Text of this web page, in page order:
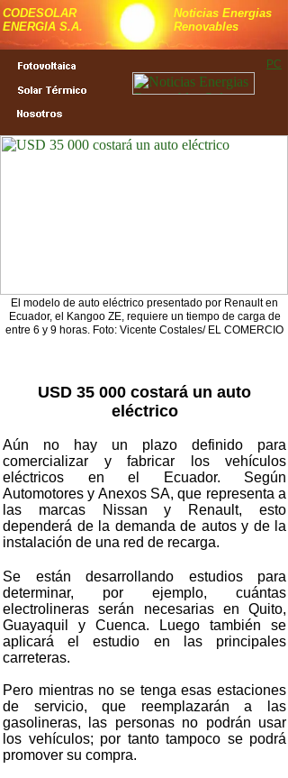
Noticias Energias
Renovables
CODESOLAR
ENERGIA S.A.
USD 35 000 costará un auto
eléctrico
Aún no hay un plazo definido para
comercializar y fabricar los vehículos
eléctricos en el Ecuador. Según
Automotores y Anexos SA, que representa a
las marcas Nissan y Renault, esto
dependerá de la demanda de autos y de la
instalación de una red de recarga.
Se están desarrollando estudios para
determinar, por ejemplo, cuántas
electrolineras serán necesarias en Quito,
Guayaquil y Cuenca. Luego también se
aplicará el estudio en las principales
carreteras.
Pero mientras no se tenga esas estaciones
de servicio, que reemplazarán a las
gasolineras, las personas no podrán usar
los vehículos; por tanto tampoco se podrá
promover su compra.
El modelo de auto eléctrico presentado por Renault en
Ecuador, el Kangoo ZE, requiere un tiempo de carga de
entre 6 y 9 horas. Foto: Vicente Costales/ EL COMERCIO
PC